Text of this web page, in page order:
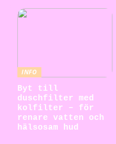
INFO
Byt till
duschfilter med
kolfilter – för
renare vatten och
hälsosam hud